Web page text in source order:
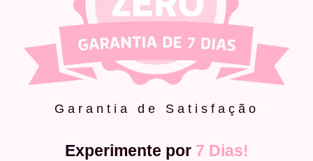
Garantia de Satisfação
Experimente por 7 Dias!